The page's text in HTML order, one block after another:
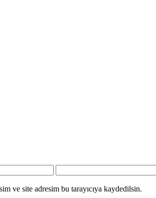
ve site adresim bu tarayıcıya kaydedilsin.